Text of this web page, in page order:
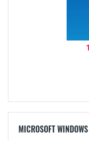
MICROSOFT